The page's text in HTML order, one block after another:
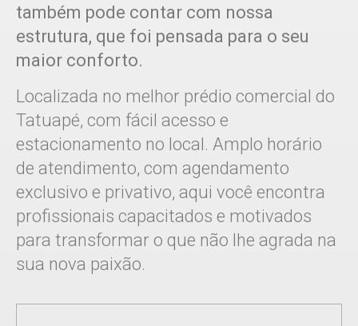
também pode contar com nossa
estrutura, que foi pensada para o seu
maior conforto.
Localizada no melhor prédio comercial do
Tatuapé, com fácil acesso e
estacionamento no local. Amplo horário
de atendimento, com agendamento
exclusivo e privativo, aqui você encontra
profissionais capacitados e motivados
para transformar o que não lhe agrada na
sua nova paixão.